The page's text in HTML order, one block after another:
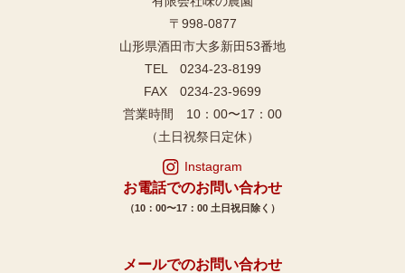
〒998-0877
山形県酒田市大多新田53番地
TEL 0234-23-8199
FAX 0234-23-9699
営業時間 10：00〜17：00
（土日祝祭日定休）
Instagram
お電話でのお問い合わせ
（10：00〜17：00 土日祝日除く）
メールでのお問い合わせ